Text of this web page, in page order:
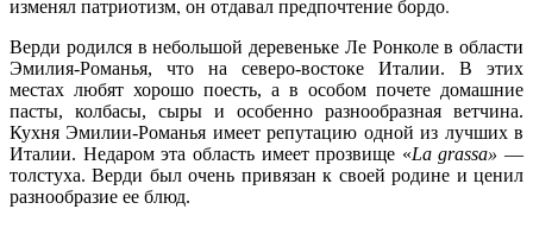
изменял патриотизм, он отдавал предпочтение бордо.
Верди родился в небольшой деревеньке Ле Ронколе в области
Эмилия-Романья, что на северо-востоке Италии. В этих
местах любят хорошо поесть, а в особом почете домашние
пасты, колбасы, сыры и особенно разнообразная ветчина.
Кухня Эмилии-Романья имеет репутацию одной из лучших в
Италии. Недаром эта область имеет прозвище «La grassa» —
толстуха. Верди был очень привязан к своей родине и ценил
разнообразие ее блюд.